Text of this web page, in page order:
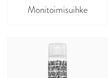
Monitoimisuihke